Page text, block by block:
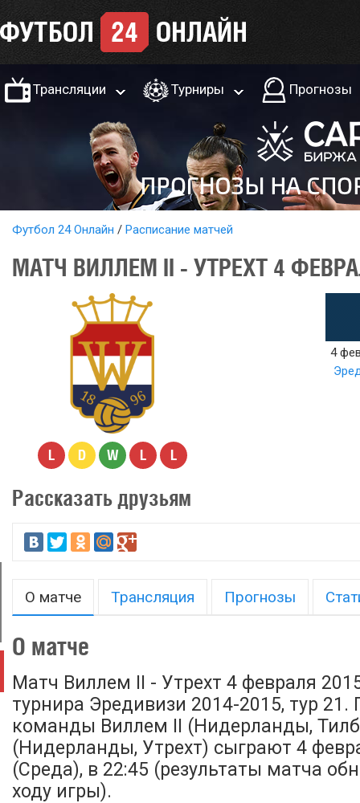
Трансляции Турниры Прогнозы
Футбол 24 Онлайн Расписание матчей
МАТЧ ВИЛЛЕМ II - УТРЕХТ 4
L D W L L
4
Рассказать друзьям
О матче Трансляция Прогнозы
О матче
Матч Виллем II - Утрехт 4 февраля
турнира Эредивизи 2014-2015, тур
команды Виллем II (Нидерланды,
(Нидерланды, Утрехт) сыграют 4
(Среда), в 22:45 (результаты матча
ходу игры).